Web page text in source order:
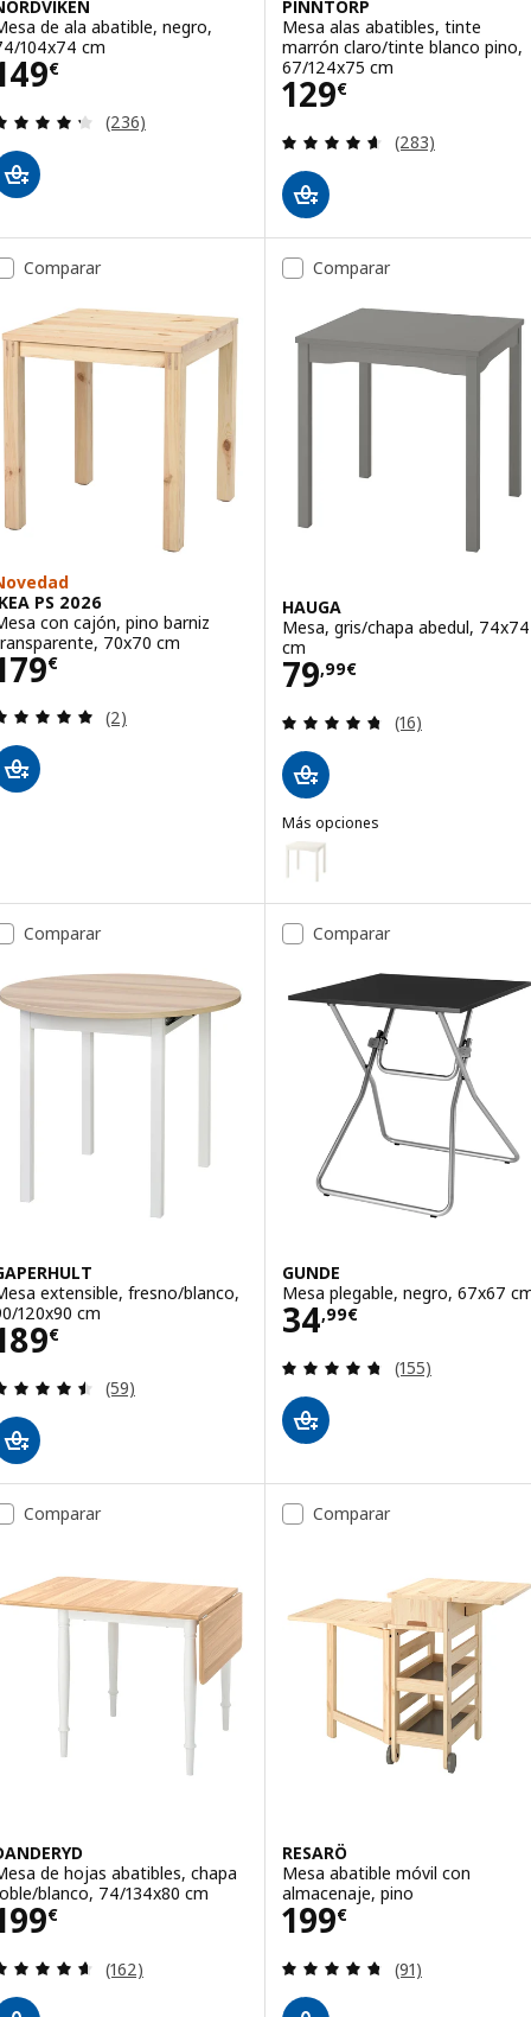
de ala abatible, negro,
104x74 cm
€ 149€
Revisa: 4.3 de 5 estrellas. Total opiniones:
(236)
PINNTORP
Mesa alas abatibles, tinte
marrón claro/tinte blanco pino,
67/124x75 cm
129€
Precio 129€
Revisa: 4.6 de
(283)
Comparar
PS 2026
con cajón, pino barniz
70x70 cm
€ 179€
Revisa: 5 de 5 estrellas. Total opiniones:
(2)
Comparar
HAUGA
Mesa, gris/chapa abedul, 74x74
cm
79,99€
Precio 79,99€
Revisa: 4.7 de
(16)
Más opciones
HAUGA
Opción: HAUGA, Mesa,
Comparar
extensible, fresno/blanco,
120x90 cm
€ 189€
Revisa: 4.5 de 5 estrellas. Total opiniones:
(59)
Comparar
GUNDE
Mesa plegable, negro, 67x67
34,99€
Precio 34,99€
Revisa: 4.7 de
(155)
Comparar
de hojas abatibles, chapa
blanco, 74/134x80 cm
€ 199€
Revisa: 4.6 de 5 estrellas. Total opiniones:
(162)
Comparar
RESARÖ
Mesa abatible móvil con
almacenaje, pino
199€
Precio 199€
Revisa: 4.7 de
(91)